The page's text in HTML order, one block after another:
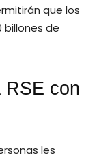
que los
billones de
RSE con
les